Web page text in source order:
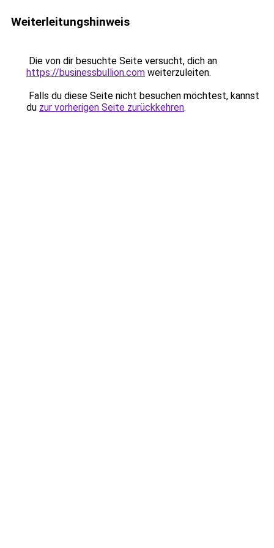
Weiterleitungshinweis
Die von dir besuchte Seite versucht, dich an
https://businessbullion.com weiterzuleiten.
Falls du diese Seite nicht besuchen möchtest, kannst
du zur vorherigen Seite zurückkehren.